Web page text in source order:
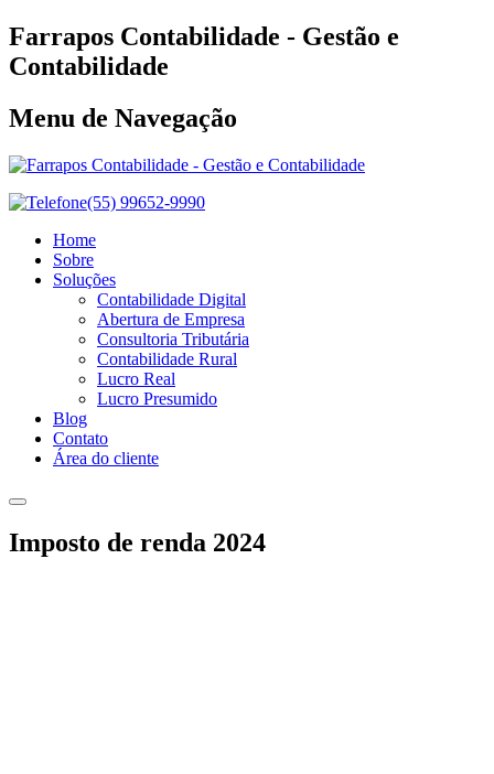
Farrapos Contabilidade - Gestão e
Contabilidade
Menu de Navegação
(55) 99652-9990
Home
Sobre
Soluções
Contabilidade Digital
Abertura de Empresa
Consultoria Tributária
Contabilidade Rural
Lucro Real
Lucro Presumido
Blog
Contato
Área do cliente
Imposto de renda 2024